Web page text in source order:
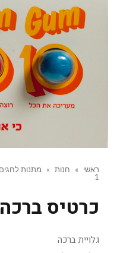
ראשי » חנות » מתנות לחגים
1
כרטיס
גלויית ברכה